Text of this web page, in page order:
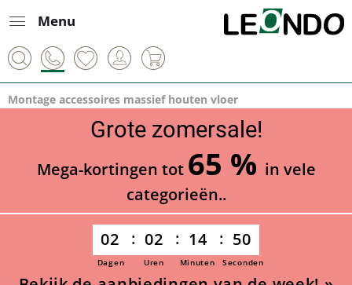
Menu
Montage accessoires massief houten vloer
Grote zomersale!
Mega-kortingen tot 65 % in vele
categorieën..
02 02 14 50
Dagen Uren Minuten Seconden